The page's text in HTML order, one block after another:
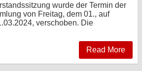
wurde der Termin der
von Freitag, dem 01., auf
verschoben. Die
Read More